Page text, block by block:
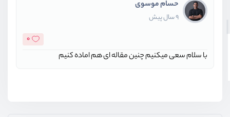
حسام موسوی
9 سال پیش
0
با سلام سعی میکنیم چنین مقاله ای هم اماده کنیم